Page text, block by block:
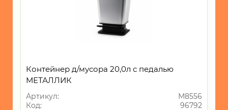
Контейнер д/мусора 20,0л с педалью
МЕТАЛЛИК
Артикул:
М8556
Код:
96792